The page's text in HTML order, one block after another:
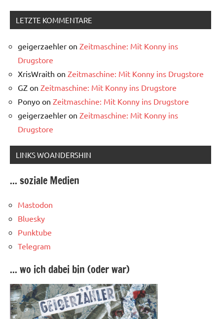
LETZTE KOMMENTARE
geigerzaehler on Zeitmaschine: Mit Konny ins
Drugstore
XrisWraith on Zeitmaschine: Mit Konny ins Drugstore
GZ on Zeitmaschine: Mit Konny ins Drugstore
Ponyo on Zeitmaschine: Mit Konny ins Drugstore
geigerzaehler on Zeitmaschine: Mit Konny ins
Drugstore
LINKS WOANDERSHIN
... soziale Medien
Mastodon
Bluesky
Punktube
Telegram
... wo ich dabei bin (oder war)